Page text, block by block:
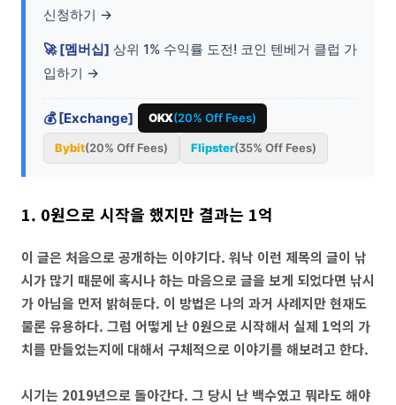
신청하기 →
🚀 [멤버십] 상위 1% 수익률 도전! 코인 텐베거 클럽 가
입하기 →
💰 [Exchange] OKX(20% Off Fees)
Bybit(20% Off Fees) Flipster(35% Off Fees)
1. 0원으로 시작을 했지만 결과는 1억
이 글은 처음으로 공개하는 이야기다. 워낙 이런 제목의 글이 낚
시가 많기 때문에 혹시나 하는 마음으로 글을 보게 되었다면 낚시
가 아님을 먼저 밝혀둔다. 이 방법은 나의 과거 사례지만 현재도
물론 유용하다. 그럼 어떻게 난 0원으로 시작해서 실제 1억의 가
치를 만들었는지에 대해서 구체적으로 이야기를 해보려고 한다.
시기는 2019년으로 돌아간다. 그 당시 난 백수였고 뭐라도 해야